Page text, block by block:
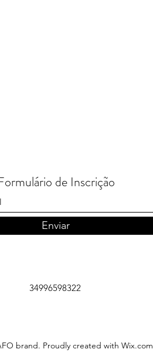
de Inscrição
Enviar
34996598322
brand. Proudly created with Wix.com